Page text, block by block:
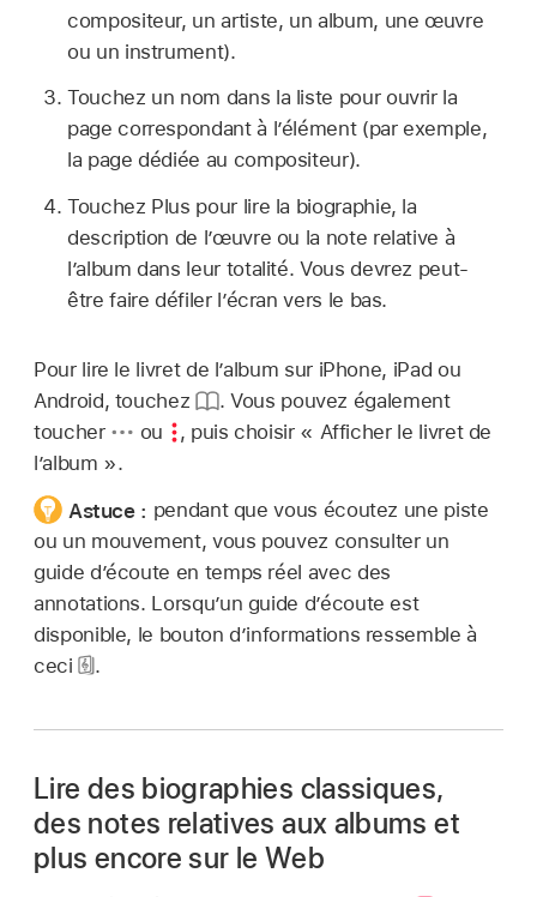
compositeur, un artiste, un album, une œuvre
ou un instrument).
Touchez un nom dans la liste pour ouvrir la
page correspondant à l’élément (par exemple,
la page dédiée au compositeur).
Touchez Plus pour lire la biographie, la
description de l’œuvre ou la note relative à
l’album dans leur totalité. Vous devrez peut-
être faire défiler l’écran vers le bas.
Pour lire le livret de l’album sur iPhone, iPad ou
Android, touchez
. Vous pouvez également
toucher
ou , puis choisir « Afficher le livret de
l’album ».
Astuce : pendant que vous écoutez une piste
ou un mouvement, vous pouvez consulter un
guide d’écoute en temps réel avec des
annotations. Lorsqu’un guide d’écoute est
disponible, le bouton d’informations ressemble à
ceci
.
Lire des biographies classiques,
des notes relatives aux albums et
plus encore sur le Web